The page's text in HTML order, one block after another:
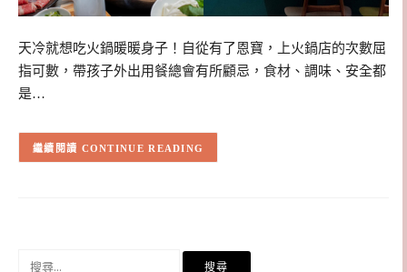
天冷就想吃火鍋暖暖身子！自從有了恩寶，上火鍋店的次數屈
指可數，帶孩子外出用餐總會有所顧忌，食材、調味、安全都
是…
CONTINUE READING